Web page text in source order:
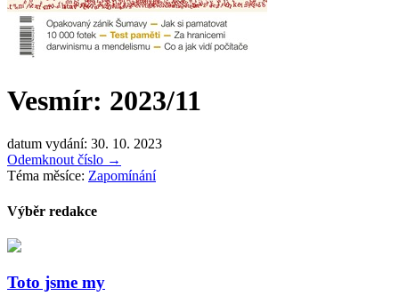
Vesmír: 2023/11
datum vydání: 30. 10. 2023
Odemknout číslo →
Téma měsíce: Zapomínání
Výběr redakce
Toto jsme my